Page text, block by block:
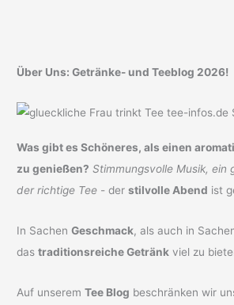
Über Uns: Getränke- und Teeblog 2026!
Was gibt es Schöneres, als einen
zu genießen? Stimmungsvolle Musik, ein
der richtige Tee - derstilvolle Abend ist
In SachenGeschmack, als auch in
dastraditionsreiche Getränk viel zu
Auf unseremTee Blog beschränken wir